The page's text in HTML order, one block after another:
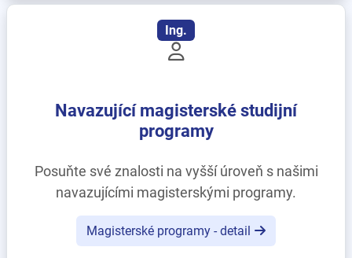
Ing.
Navazující magisterské studijní
programy
Posuňte své znalosti na vyšší úroveň s našimi
navazujícími magisterskými programy.
Magisterské programy - detail